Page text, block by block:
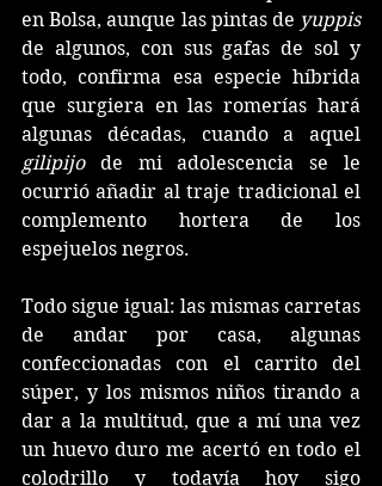
en Bolsa, aunque las pintas de yuppis
de algunos, con sus gafas de sol y
todo, confirma esa especie híbrida
que surgiera en las romerías hará
gilipijo de mi adolescencia se le
ocurrió añadir al traje tradicional el
complemento hortera de los
espejuelos negros.
Todo sigue igual: las mismas carretas
de andar por casa, algunas
confeccionadas con el carrito del
súper, y los mismos niños tirando a
dar a la multitud, que a mí una vez
un huevo duro me acertó en todo el
colodrillo y todavía hoy sigo